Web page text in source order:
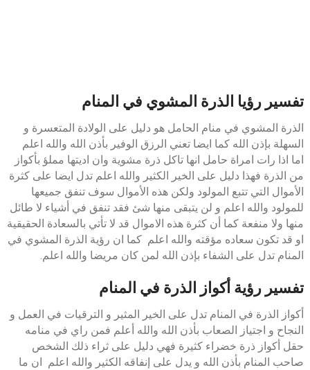
تفسير رؤيا الذرة المشوي في المنام
الذرة المشوي في منام الحامل هو دليل على الولادة المتعسرة و
السهلة بإذن الله كما ايضا تعني الرزق الوفير بأذن الله والله اعلم
اما اذا رات امراة حامل انها تاكل ذرة مشوية وان اديتها مملؤ بأكواز
من الذرة فهذا دليل على الخير الكثير والله اعلم تدل ايضا على كثرة
الأموال التي تتبع المولود ولكن هذه الأموال سوف تنفق جميعها
للمولود والله اعلم و لن يتبقى منها شئ فقد تنفق في أشياء لا طائل
منها ولا منفعة كما أن كثرة هذه الاموال قد لا تأتي بالسعادة الحقيقية
او قد تكون سعاده مؤقته والله اعلم كما ان رؤية الذرة المشوي في
المنام تدل على الشفاء بإذن الله لمن كان مريضا والله اعلم.
تفسير رؤية أكواز الذرة في المنام
أكواز الذرة في المنام تدل على الخير المثير و الترقيات في العمل و
النجاح و اجتياز الصعاب بأذن الله والله أعلم فمن راي في منامه
حقل أكواز ذرة خضراء كثيرة فهي دليل على ثراء ذلك الشخص
صاحب المنام بأذن الله و يدل على إنفاقه الكثير والله اعلم ان ما